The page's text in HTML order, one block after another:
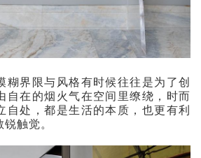
糊界限与风格有时候往往是为了创
自在的烟火气在空间里缭绕，时而
自处，都是生活的本质，也更有利
触觉。